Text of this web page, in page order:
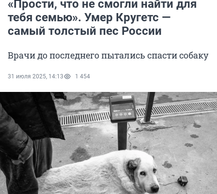
«Прости, что не смогли найти для
тебя семью». Умер Кругетс —
самый толстый пес России
Врачи до последнего пытались спасти собаку
31 июля 2025, 14:13 1 454